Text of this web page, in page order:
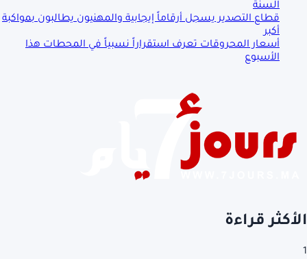
السنة
قطاع التصدير يسجل أرقاماً إيجابية والمهنيون يطالبون بمواكبة
أكبر
أسعار المحروقات تعرف استقراراً نسبياً في المحطات هذا
الأسبوع
الأكثر قراءة
1